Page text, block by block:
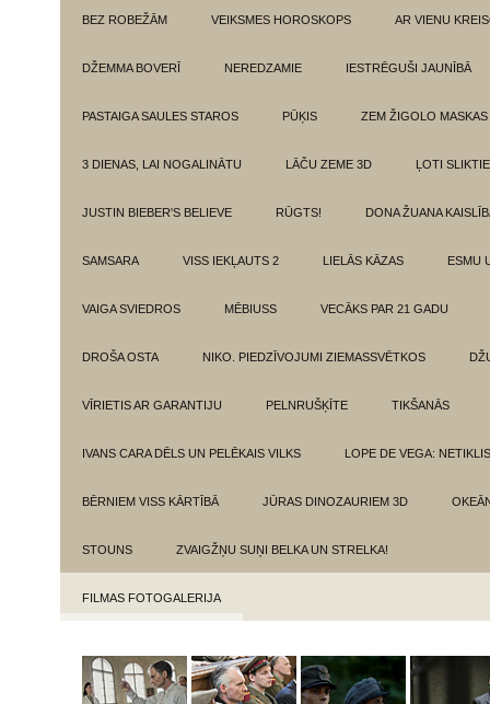
BEZ ROBEŽĀM VEIKSMES HOROSKOPS AR VIENU
DŽEMMA BOVERĪ NEREDZAMIE IESTRĒGUŠI JAUNĪBĀ
PASTAIGA SAULES STAROS PŪĶIS ZEM ŽIGOLO MASKAS
3 DIENAS, LAI NOGALINĀTU LĀČU ZEME 3D ĻOTI
JUSTIN BIEBER'S BELIEVE RŪGTS! DONA ŽUANA
SAMSARA VISS IEKĻAUTS 2 LIELĀS KĀZAS ESMU
VAIGA SVIEDROS MĒBIUSS VECĀKS PAR 21 GADU
DROŠA OSTA NIKO. PIEDZĪVOJUMI ZIEMASSVĒTKOS
VĪRIETIS AR GARANTIJU PELNRUŠĶĪTE TIKŠANĀS
IVANS CARA DĒLS UN PELĒKAIS VILKS LOPE DE VEGA:
BĒRNIEM VISS KĀRTĪBĀ JŪRAS DINOZAURIEM 3D
STOUNS ZVAIGŽŅU SUŅI BELKA UN STRELKA!
FILMAS FOTOGALERIJA